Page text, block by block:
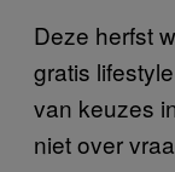
Deze herfst
gratis
van keuzes
niet over